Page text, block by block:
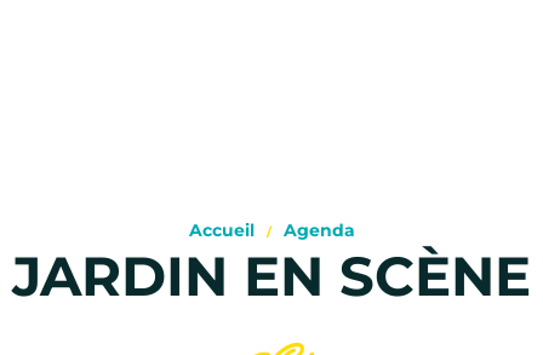
Accueil Agenda
JARDIN EN SCÈNE